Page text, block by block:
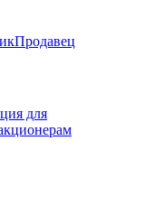
Продавец
для